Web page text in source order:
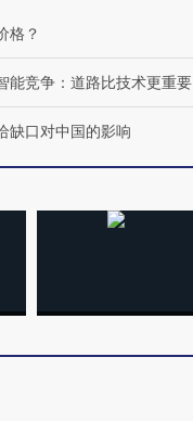
格？
能竞争：道路比技术更重要
缺口对中国的影响